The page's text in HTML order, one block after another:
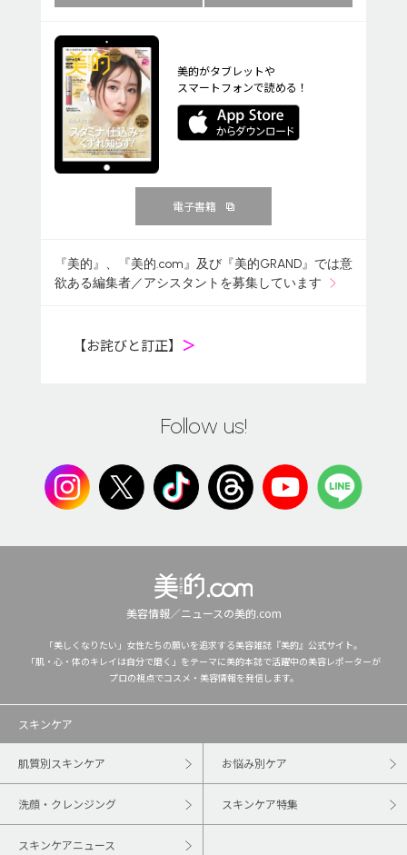
美的がタブレットや
スマートフォンで読める！
電子書籍
『美的』、『美的.com』及び『美的GRAND』では意
欲ある編集者／アシスタントを募集しています
【お詫びと訂正】 ＞
Follow us!
美容情報／ニュースの美的.com
「美しくなりたい」女性たちの願いを追求する美容雑誌『美的』公式サイト。
「肌・心・体のキレイは自分で磨く」をテーマに美的本誌で活躍中の美容レポーターが
プロの視点でコスメ・美容情報を発信します。
スキンケア
肌質別スキンケア お悩み別ケア
洗顔・クレンジング スキンケア特集
スキンケアニュース